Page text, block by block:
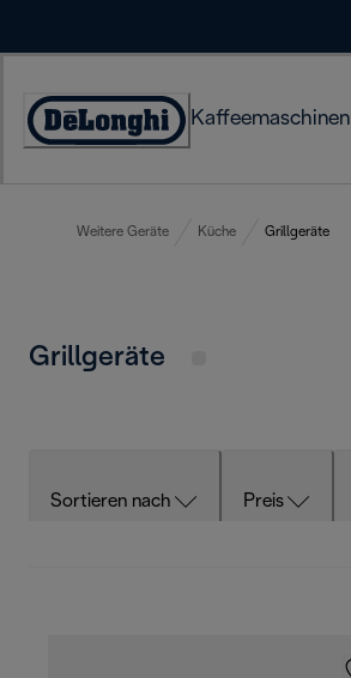
Erklärung
Kaffeemaschinen
Weitere Geräte Küche Grillgeräte
Grillgeräte
Sortieren nach Preis